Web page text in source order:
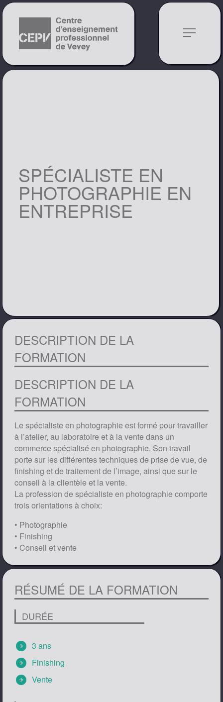
notes
SPÉCIALISTE EN
PHOTOGRAPHIE EN
ENTREPRISE
DESCRIPTION DE LA
FORMATION
DESCRIPTION DE LA
FORMATION
Le spécialiste en photographie est formé pour travailler
à l’atelier, au laboratoire et à la vente dans un
commerce spécialisé en photographie. Son travail
porte sur les différentes techniques de prise de vue, de
finishing et de traitement de l’image, ainsi que sur le
conseil à la clientèle et la vente.
La profession de spécialiste en photographie comporte
trois orientations à choix:
• Photographie
• Finishing
• Conseil et vente
RÉSUMÉ DE LA FORMATION
DURÉE
arrow_circle_right 3 ans
arrow_circle_right Finishing
arrow_circle_right Vente